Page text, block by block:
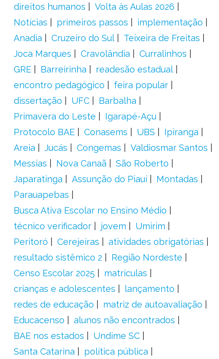
direitos humanos
Volta às Aulas 2026
Notícias
primeiros passos
implementação
Anadia
Cruzeiro do Sul
Teixeira de Freitas
Joca Marques
Cravolândia
Curralinhos
GRE
Barreirinha
readesão estadual
encontro pedagógico
feira popular
dissertação
UFC
Barbalha
Primavera do Leste
Igarapé-Açu
Protocolo BAE
Conasems UBS
Ipiranga
Areia
Jucás Congemas
Valdiosmar Santos
Messias
Nova Canaã
São Roberto
Japaratinga
Assunção do Piauí
Montadas
Parauapebas
Busca Ativa Escolar no Ensino Médio
técnico verificador
jovem
Umirim
Peritoró
Cerejeiras
atividades obrigatórias
resultado sistêmico 2
Região Nordeste
Censo Escolar 2025
matrículas
crianças e adolescentes
lançamento
redes de educação
matriz de autoavaliação
Educacenso
alunos não encontrados
BAE nos estados
Undime SC
Santa Catarina
política pública